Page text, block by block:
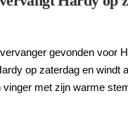
gevonden voor
op zaterdag en windt
vinger met zijn warme